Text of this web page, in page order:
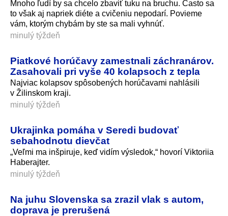
Mnoho ľudí by sa chcelo zbaviť tuku na bruchu. Často sa
to však aj napriek diéte a cvičeniu nepodarí. Povieme
vám, ktorým chybám by ste sa mali vyhnúť.
minulý týždeň
Piatkové horúčavy zamestnali záchranárov.
Zasahovali pri vyše 40 kolapsoch z tepla
Najviac kolapsov spôsobených horúčavami nahlásili
v Žilinskom kraji.
minulý týždeň
Ukrajinka pomáha v Seredi budovať
sebahodnotu dievčat
„Veľmi ma inšpiruje, keď vidím výsledok,“ hovorí Viktoriia
Haberajter.
minulý týždeň
Na juhu Slovenska sa zrazil vlak s autom,
doprava je prerušená